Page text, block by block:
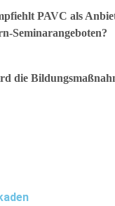
PAVC als
Seminarangeboten?
die